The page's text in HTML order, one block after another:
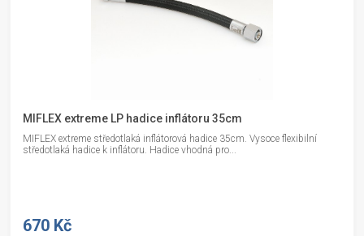
MIFLEX extreme LP hadice inflátoru 35cm
MIFLEX extreme středotlaká inflátorová hadice 35cm. Vysoce flexibilní
středotlaká hadice k inflátoru. Hadice vhodná pro...
670 Kč